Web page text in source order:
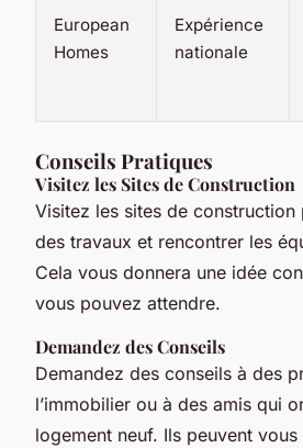
European
Homes
Expérience
nationale
Conseils Pratiques
Visitez les Sites de Construction
Visitez les sites de
des travaux et rencontrer les
Cela vous donnera une idée
vous pouvez attendre.
Demandez des Conseils
Demandez des conseils à des
l’immobilier ou à des amis qui
logement neuf. Ils peuvent